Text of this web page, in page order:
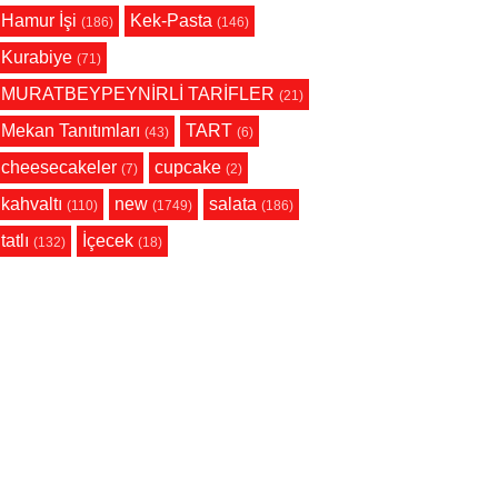
Hamur İşi (186) Kek-Pasta (146)
Kurabiye (71)
MURATBEYPEYNİRLİ TARİFLER (21)
Mekan Tanıtımları (43) TART (6)
cheesecakeler (7) cupcake (2)
kahvaltı (110) new (1749) salata (186)
tatlı (132) İçecek (18)